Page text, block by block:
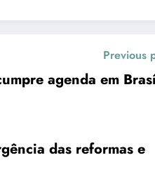
Previous
agenda em
das reformas e